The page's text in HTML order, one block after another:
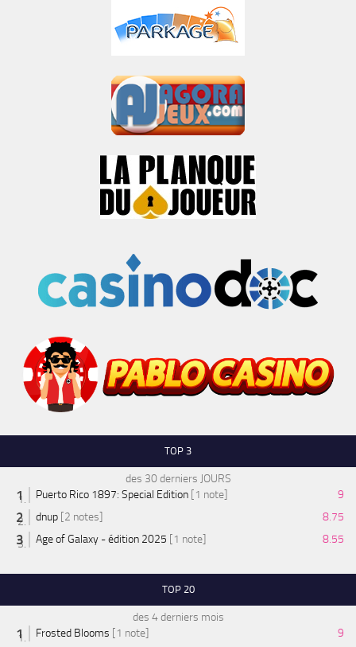
TOP 3
des 30 derniers JOURS
Puerto Rico 1897: Special Edition [1 note]
9
dnup [2 notes]
8.75
Age of Galaxy - édition 2025 [1 note] 8.55
TOP 20
des 4 derniers mois
Frosted Blooms [1 note] 9